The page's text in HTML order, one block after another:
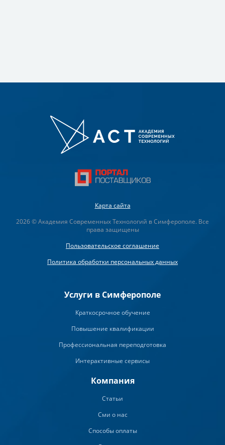
Карта сайта
2026 © Академия Современных Технологий в Симферополе. Все
права защищены
Пользовательское соглашение
Политика обработки персональных данных
Услуги в Симферополе
Краткосрочное обучение
Повышение квалификации
Профессиональная переподготовка
Интерактивные сервисы
Компания
Статьи
Сми о нас
Способы оплаты